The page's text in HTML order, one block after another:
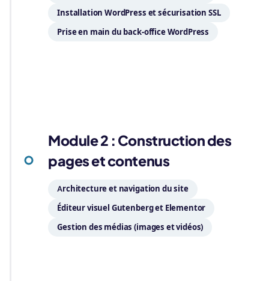
Installation WordPress et sécurisation SSL
Prise en main du back-office WordPress
Module 2 : Construction des
pages et contenus
Architecture et navigation du site
Éditeur visuel Gutenberg et Elementor
Gestion des médias (images et vidéos)